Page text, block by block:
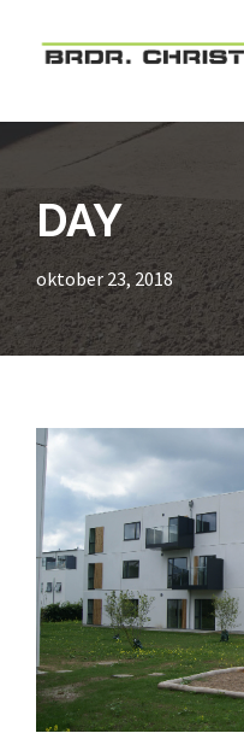
DAY
oktober 23, 2018